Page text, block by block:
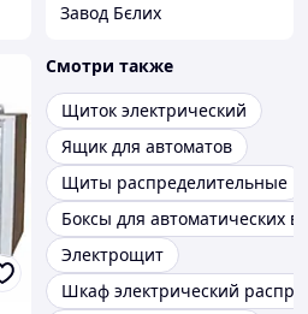
Завод Бєлих
Смотри также
Щиток электрический
Ящик для автоматов
Щиты распределительные
Боксы для автоматических
Электрощит
Шкаф электрический